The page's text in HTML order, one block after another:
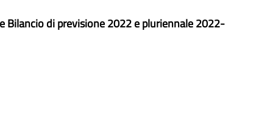
Bilancio di previsione 2022 e pluriennale 2022-